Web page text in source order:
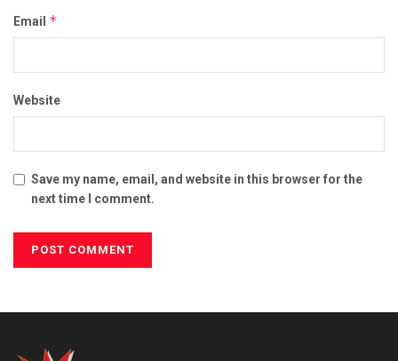
Email *
Website
Save my name, email, and website in this browser for the
next time I comment.